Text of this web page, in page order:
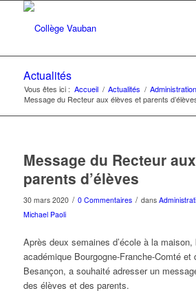
Actualités
Vous êtes ici : Accueil / Actualités / Administration
Message du Recteur aux élèves et parents
Message du Recteur
parents d’élèves
30 mars 2020 / 0 Commentaires / dans
Michael Paoli
Après deux semaines d’école à la
académique Bourgogne-Franche-Comté et
Besançon, a souhaité adresser un
des élèves et des parents.